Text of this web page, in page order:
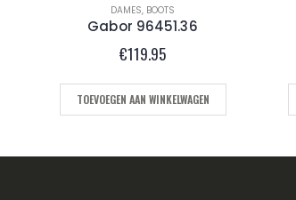
DAMES, BOOTS
Gabor 96451.36
€119.95
TOEVOEGEN AAN WINKELWAGEN